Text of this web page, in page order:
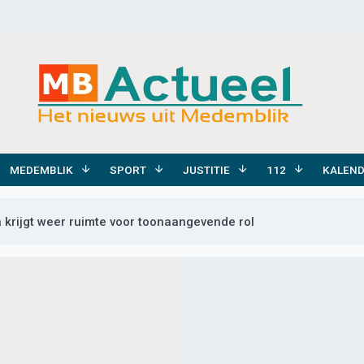
MEDEMBLIK SPORT JUSTITIE 112
krijgt weer ruimte voor toonaangevende rol